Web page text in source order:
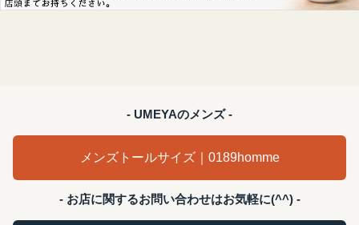
- UMEYAのメンズ -
メンズトールサイズ｜0189homme
- お店に関するお問い合わせはお気軽に(^^) -